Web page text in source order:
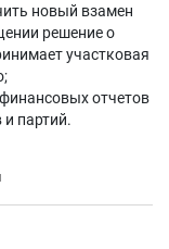
новый взамен
решение о
участковая
отчетов
партий.